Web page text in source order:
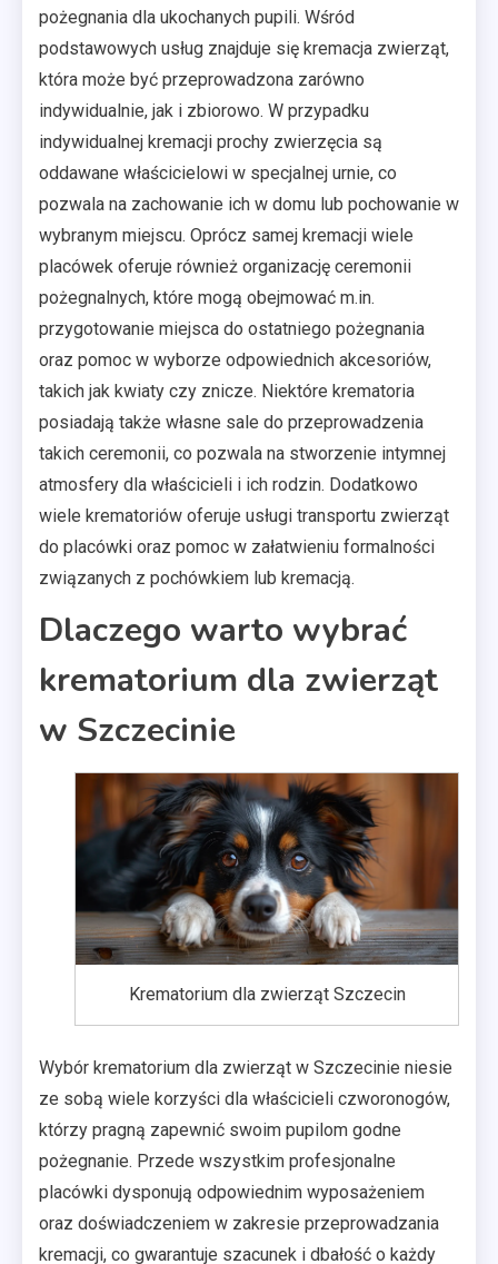
pożegnania dla ukochanych pupili. Wśród
podstawowych usług znajduje się kremacja zwierząt,
która może być przeprowadzona zarówno
indywidualnie, jak i zbiorowo. W przypadku
indywidualnej kremacji prochy zwierzęcia są
oddawane właścicielowi w specjalnej urnie, co
pozwala na zachowanie ich w domu lub pochowanie w
wybranym miejscu. Oprócz samej kremacji wiele
placówek oferuje również organizację ceremonii
pożegnalnych, które mogą obejmować m.in.
przygotowanie miejsca do ostatniego pożegnania
oraz pomoc w wyborze odpowiednich akcesoriów,
takich jak kwiaty czy znicze. Niektóre krematoria
posiadają także własne sale do przeprowadzenia
takich ceremonii, co pozwala na stworzenie intymnej
atmosfery dla właścicieli i ich rodzin. Dodatkowo
wiele krematoriów oferuje usługi transportu zwierząt
do placówki oraz pomoc w załatwieniu formalności
związanych z pochówkiem lub kremacją.
Dlaczego warto wybrać
krematorium dla zwierząt
w Szczecinie
Krematorium dla zwierząt Szczecin
Wybór krematorium dla zwierząt w Szczecinie niesie
ze sobą wiele korzyści dla właścicieli czworonogów,
którzy pragną zapewnić swoim pupilom godne
pożegnanie. Przede wszystkim profesjonalne
placówki dysponują odpowiednim wyposażeniem
oraz doświadczeniem w zakresie przeprowadzania
kremacji, co gwarantuje szacunek i dbałość o każdy